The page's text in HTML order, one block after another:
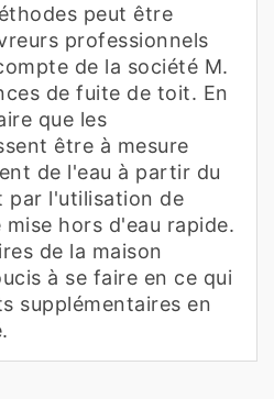
peut être
professionnels
de la société M.
de fuite de toit. En
que les
être à mesure
de l'eau à partir du
par l'utilisation de
hors d'eau rapide.
de la maison
à se faire en ce qui
supplémentaires en